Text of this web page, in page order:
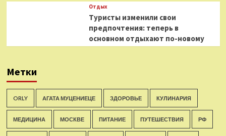
Отдых
Туристы изменили свои
предпочтения: теперь в
основном отдыхают по-новому
Метки
ORLY АГАТА МУЦЕНИЕЦЕ ЗДОРОВЬЕ КУЛИНАРИЯ
МЕДИЦИНА МОСКВЕ ПИТАНИЕ ПУТЕШЕСТВИЯ РФ